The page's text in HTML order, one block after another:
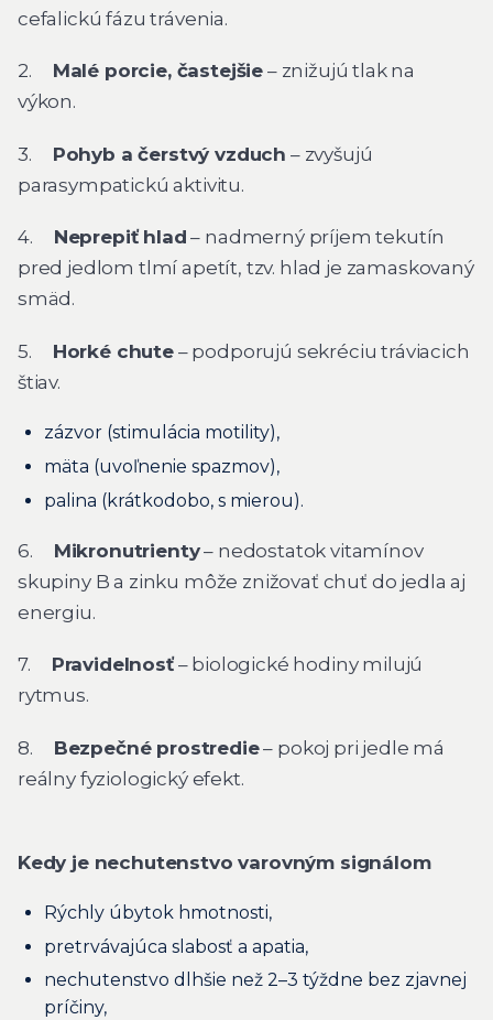
cefalickú fázu trávenia.
2. Malé porcie, častejšie – znižujú tlak na
výkon.
3. Pohyb a čerstvý vzduch – zvyšujú
parasympatickú aktivitu.
4. Neprepiť hlad – nadmerný príjem tekutín
pred jedlom tlmí apetít, tzv. hlad je zamaskovaný
smäd.
5. Horké chute– podporujú sekréciu tráviacich
štiav.
zázvor (stimulácia motility),
mäta (uvoľnenie spazmov),
palina (krátkodobo, s mierou).
6. Mikronutrienty– nedostatok vitamínov
skupiny B a zinku môže znižovať chuť do jedla aj
energiu.
7. Pravidelnosť– biologické hodiny milujú
rytmus.
8. Bezpečné prostredie– pokoj pri jedle má
reálny fyziologický efekt.
Kedy je nechutenstvo varovným signálom
Rýchly úbytok hmotnosti,
pretrvávajúca slabosť a apatia,
nechutenstvo dlhšie než 2–3 týždne bez zjavnej
príčiny,